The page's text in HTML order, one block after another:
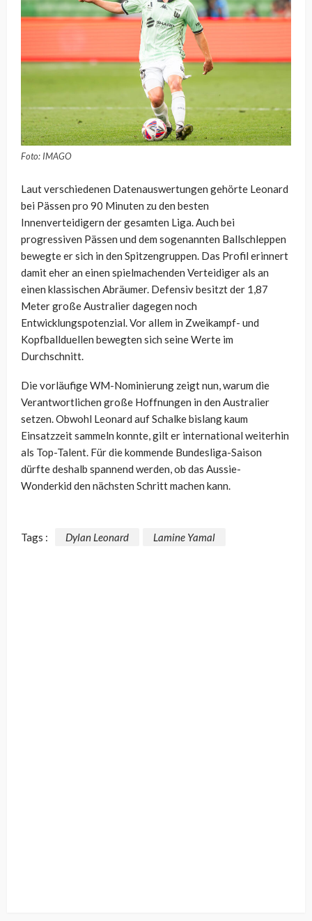
Foto: IMAGO
Laut verschiedenen Datenauswertungen gehörte Leonard
bei Pässen pro 90 Minuten zu den besten
Innenverteidigern der gesamten Liga. Auch bei
progressiven Pässen und dem sogenannten Ballschleppen
bewegte er sich in den Spitzengruppen. Das Profil erinnert
damit eher an einen spielmachenden Verteidiger als an
einen klassischen Abräumer. Defensiv besitzt der 1,87
Meter große Australier dagegen noch
Entwicklungspotenzial. Vor allem in Zweikampf- und
Kopfballduellen bewegten sich seine Werte im
Durchschnitt.
Die vorläufige WM-Nominierung zeigt nun, warum die
Verantwortlichen große Hoffnungen in den Australier
setzen. Obwohl Leonard auf Schalke bislang kaum
Einsatzzeit sammeln konnte, gilt er international weiterhin
als Top-Talent. Für die kommende Bundesliga-Saison
dürfte deshalb spannend werden, ob das Aussie-
Wonderkid den nächsten Schritt machen kann.
Tags : Dylan Leonard Lamine Yamal